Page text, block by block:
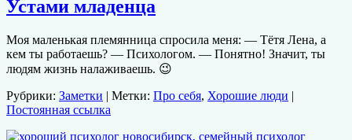
Устами младенца
Моя маленькая племянница спросила меня: — Тётя Лена, а
кем ты работаешь? — Психологом. — Понятно! Значит, ты
людям жизнь налаживаешь. 😉
Рубрики: Заметки | Метки: Про себя, Хорошие люди |
Постоянная ссылка